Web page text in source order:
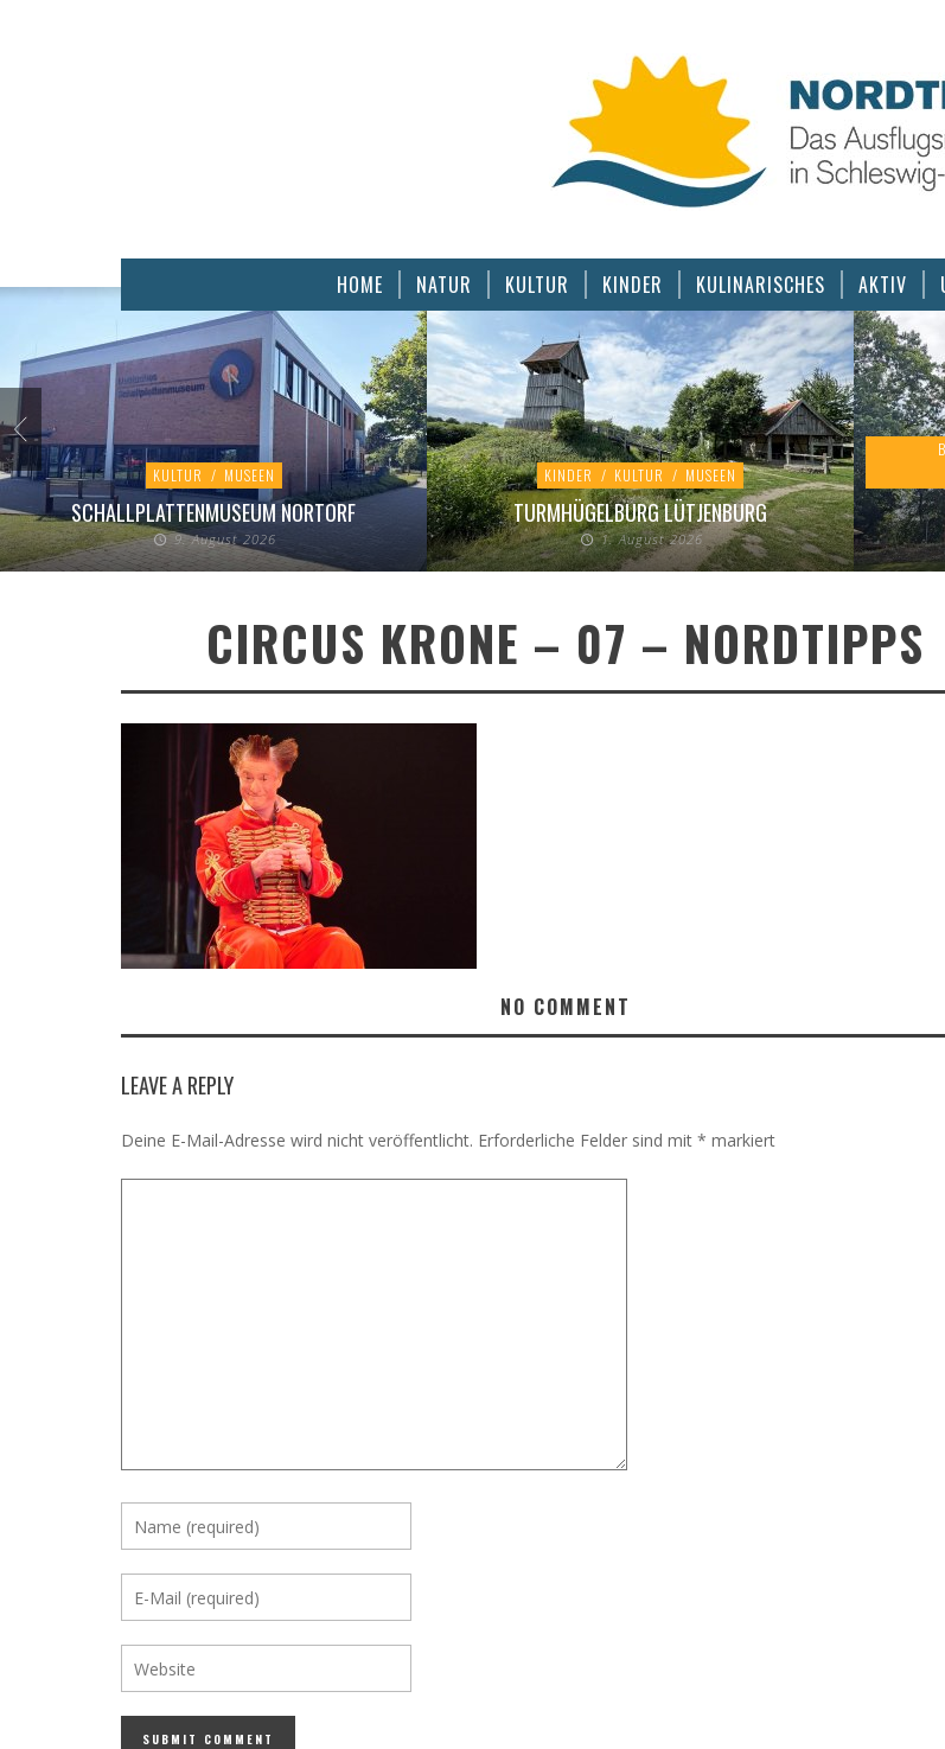
HOME NATUR KULTUR KINDER KULINARISCHES AKTIV
KULTUR / MUSEEN
SCHALLPLATTENMUSEUM NORTORF
9. August 2026
KINDER / KULTUR / MUSEEN
TURMHÜGELBURG LÜTJENBURG
1. August 2026
CIRCUS KRONE – 07 – NORDTIPPS
NO COMMENT
LEAVE A REPLY
Deine E-Mail-Adresse wird nicht veröffentlicht. Erforderliche Felder sind mit * markiert